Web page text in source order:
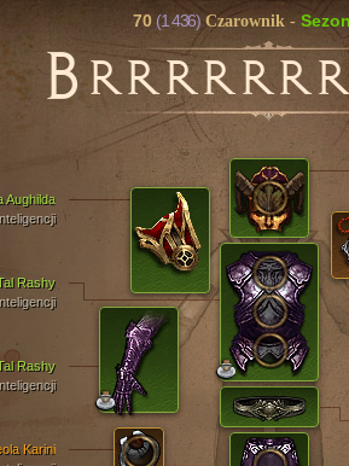
70 (1 436)Czarownik -
B
Rashy
Rashy
Aughilda
Karini